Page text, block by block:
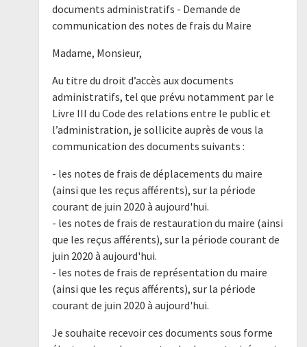
documents administratifs - Demande de
communication des notes de frais du Maire
Madame, Monsieur,
Au titre du droit d’accès aux documents
administratifs, tel que prévu notamment par le
Livre III du Code des relations entre le public et
l’administration, je sollicite auprès de vous la
communication des documents suivants :
- les notes de frais de déplacements du maire
(ainsi que les reçus afférents), sur la période
courant de juin 2020 à aujourd'hui.
- les notes de frais de restauration du maire (ainsi
que les reçus afférents), sur la période courant de
juin 2020 à aujourd'hui.
- les notes de frais de représentation du maire
(ainsi que les reçus afférents), sur la période
courant de juin 2020 à aujourd'hui.
Je souhaite recevoir ces documents sous forme